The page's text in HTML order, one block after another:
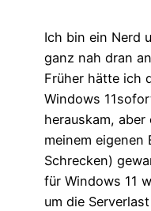
Ich bin ein Nerd
ganz nah dran
Früher hätte ich
Windows
herauskam,
meinem eigenen
Schrecken)
für Windows 11
um die